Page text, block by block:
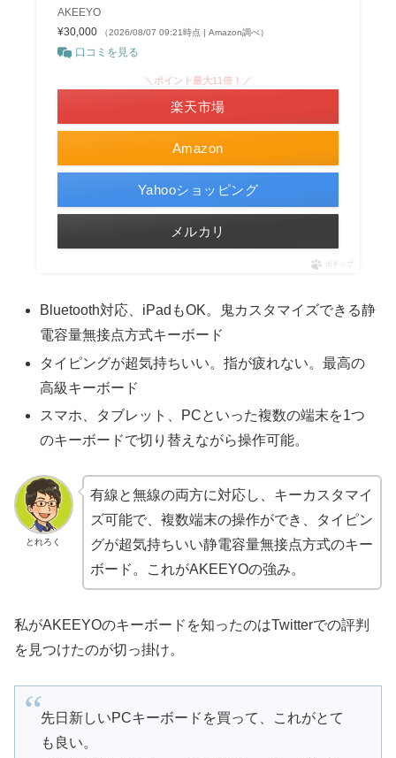
AKEEYO
¥30,000
（2026/08/07 09:21時点 | Amazon調べ）
口コミを見る
Amazon
＼ポイント最大11倍！／
楽天市場
Yahooショッピング
メルカリ
ポチップ
Bluetooth対応、iPadもOK。鬼カスタマイズできる静
電容量無接点方式キーボード
タイピングが超気持ちいい。指が疲れない。最高の
高級キーボード
スマホ、タブレット、PCといった複数の端末を1つ
のキーボードで切り替えながら操作可能。
とれろく
有線と無線の両方に対応し、キーカスタマイ
ズ可能で、複数端末の操作ができ、タイピン
グが超気持ちいい静電容量無接点方式のキー
ボード。これがAKEEYOの強み。
私がAKEEYOのキーボードを知ったのはTwitterでの評判
を見つけたのが切っ掛け。
先日新しいPCキーボードを買って、これがとて
も良い。